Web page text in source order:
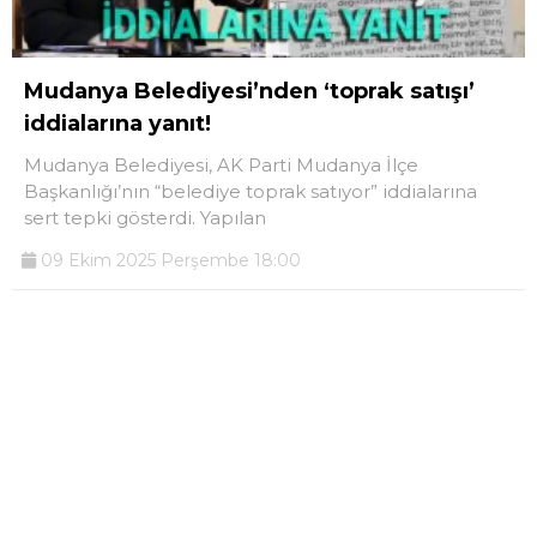
Mudanya Belediyesi’nden ‘toprak satışı’
iddialarına yanıt!
Mudanya Belediyesi, AK Parti Mudanya İlçe
Başkanlığı’nın “belediye toprak satıyor” iddialarına
sert tepki gösterdi. Yapılan
09 Ekim 2025 Perşembe 18:00